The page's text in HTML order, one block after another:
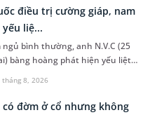
tháng 8, 2026
điều trị cường giáp, nam
liệ...
ngủ bình thường, anh N.V.C (25
bàng hoàng phát hiện yếu liệt 2
vận động đi lại được. Kết quả
Phòng...
có đờm ở cổ nhưng không